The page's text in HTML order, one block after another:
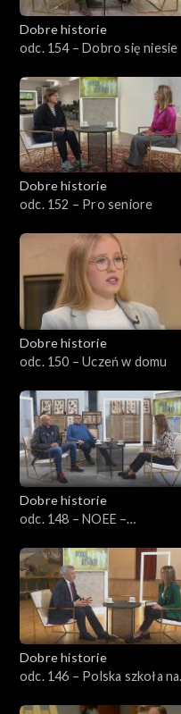
Dobre historie
odc. 154 – Dobro się niesie
Dobre historie
odc. 152 – Pro seniore
Dobre historie
odc. 150 – Uczeń w domu
Dobre historie
odc. 148 – NOEE –
Edukacji Ekologicznej
Dobre historie
odc. 146 – Polska szkoła na